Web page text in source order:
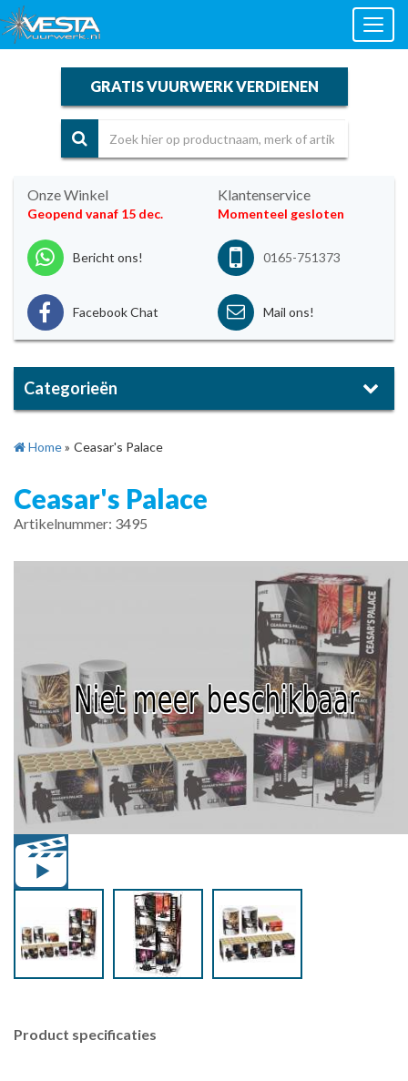
GRATIS VUURWERK VERDIENEN
Onze Winkel
Geopend vanaf 15 dec.
Klantenservice
Momenteel gesloten
Bericht ons! 0165-751373
Facebook Chat Mail ons!
Categorieën
Home» Ceasar's Palace
Ceasar's Palace
Artikelnummer: 3495
Product specificaties